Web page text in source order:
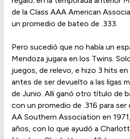
de la Class AAA American
un promedio de bateo de .333.
Pero sucedió que no había un
Mendoza jugara en los Twins.
juegos, de relevo, e hizo 3 hits
antes de ser devuelto a las ligas
de Junio. Alli ganó otro título de
con un promedio de .316 para ser
AA Southern Association en
años, con lo que ayudó a